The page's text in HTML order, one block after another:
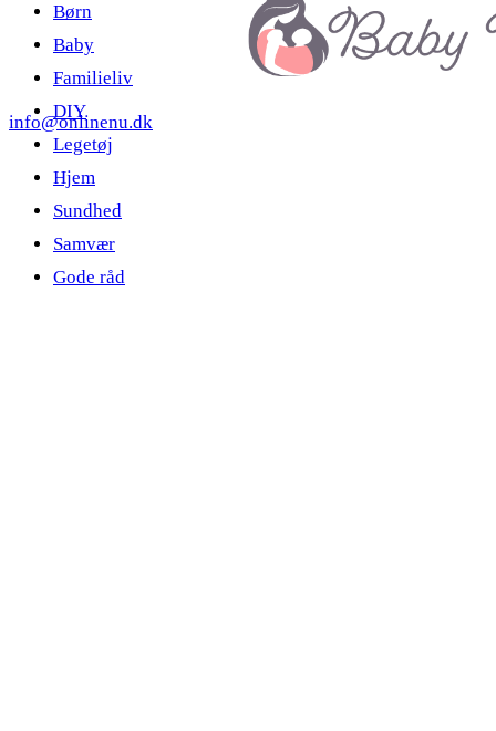
Børn
Baby
Familieliv
DIY
Legetøj
Hjem
Sundhed
Samvær
Gode råd
info@onlinenu.dk